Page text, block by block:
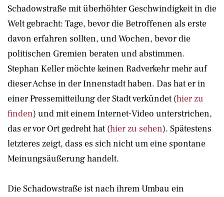
Schadowstraße mit überhöhter Geschwindigkeit in die
Welt gebracht: Tage, bevor die Betroffenen als erste
davon erfahren sollten, und Wochen, bevor die
politischen Gremien beraten und abstimmen.
Stephan Keller möchte keinen Radverkehr mehr auf
dieser Achse in der Innenstadt haben. Das hat er in
einer Pressemitteilung der Stadt verkündet (hier zu
finden) und mit einem Internet-Video unterstrichen,
das er vor Ort gedreht hat (hier zu sehen). Spätestens
letzteres zeigt, dass es sich nicht um eine spontane
Meinungsäußerung handelt.
Die Schadowstraße ist nach ihrem Umbau ein